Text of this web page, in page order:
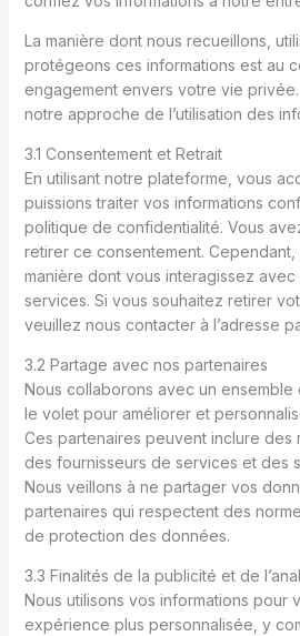
La manière dont nous recueillons,
protégeons ces informations est au
engagement envers votre vie
notre approche de l’utilisation des
3.1 Consentement et Retrait
En utilisant notre plateforme, vous
puissions traiter vos informations
politique de confidentialité. Vous
retirer ce consentement.
manière dont vous interagissez
services. Si vous souhaitez retirer
veuillez nous contacter à l’adresse
3.2 Partage avec nos partenaires
Nous collaborons avec un ensemble
le volet pour améliorer et
Ces partenaires peuvent inclure des
des fournisseurs de services et des
Nous veillons à ne partager vos
partenaires qui respectent des
de protection des données.
3.3 Finalités de la publicité et de
Nous utilisons vos informations pour
expérience plus personnalisée, y